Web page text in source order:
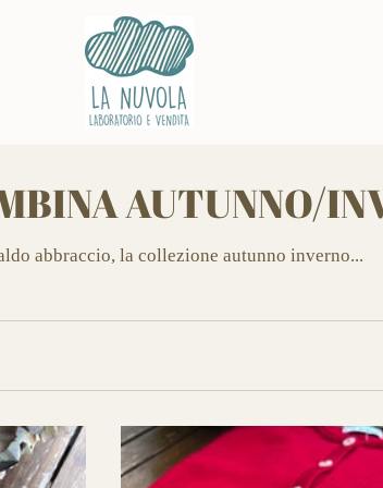
AUTUNNO/
abbraccio, la collezione autunno inverno...